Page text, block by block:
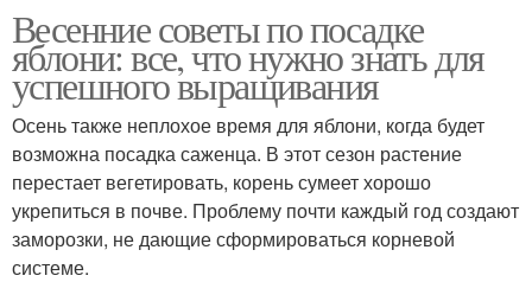
Весенние советы по посадке
яблони: все, что нужно знать для
успешного выращивания
Осень также неплохое время для яблони, когда будет
возможна посадка саженца. В этот сезон растение
перестает вегетировать, корень сумеет хорошо
укрепиться в почве. Проблему почти каждый год создают
заморозки, не дающие сформироваться корневой
системе.